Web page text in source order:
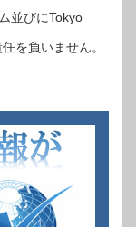
並びにTokyo
を負いません。